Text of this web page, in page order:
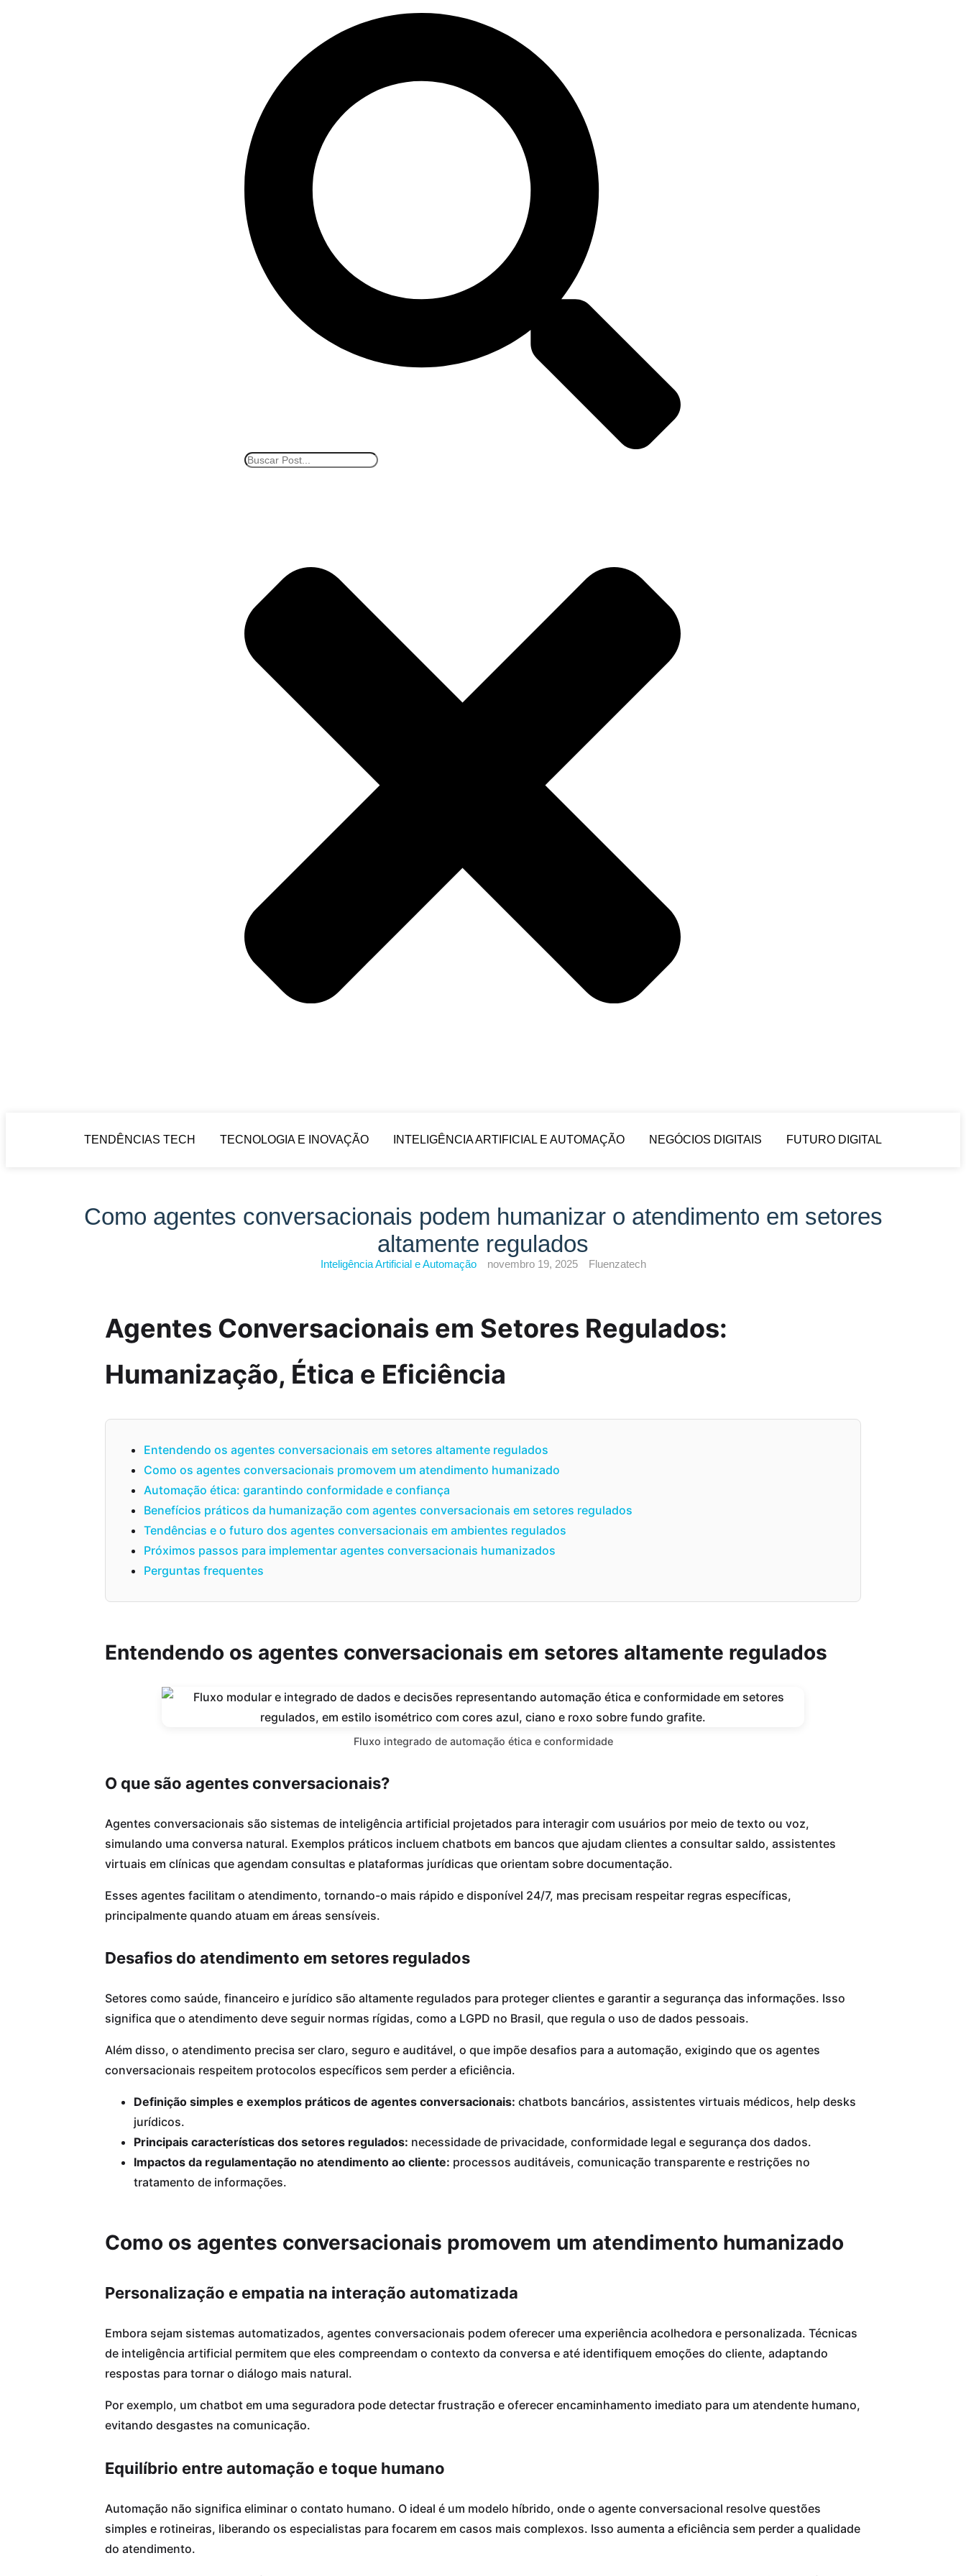
TENDÊNCIAS TECH TECNOLOGIA E INOVAÇÃO INTELIGÊNCIA ARTIFICIAL E AUTOMAÇÃO NEGÓCIOS DIGITAIS FUTURO DIGITAL
Como agentes conversacionais podem humanizar o atendimento em setores
altamente regulados
Inteligência Artificial e Automação novembro 19, 2025 Fluenzatech
Agentes Conversacionais em Setores Regulados:
Humanização, Ética e Eficiência
Entendendo os agentes conversacionais em setores altamente regulados
Como os agentes conversacionais promovem um atendimento humanizado
Automação ética: garantindo conformidade e confiança
Benefícios práticos da humanização com agentes conversacionais em setores regulados
Tendências e o futuro dos agentes conversacionais em ambientes regulados
Próximos passos para implementar agentes conversacionais humanizados
Perguntas frequentes
Entendendo os agentes conversacionais em setores altamente regulados
Fluxo integrado de automação ética e conformidade
O que são agentes conversacionais?
Agentes conversacionais são sistemas de inteligência artificial projetados para interagir com usuários por meio de texto ou voz,
simulando uma conversa natural. Exemplos práticos incluem chatbots em bancos que ajudam clientes a consultar saldo, assistentes
virtuais em clínicas que agendam consultas e plataformas jurídicas que orientam sobre documentação.
Esses agentes facilitam o atendimento, tornando-o mais rápido e disponível 24/7, mas precisam respeitar regras específicas,
principalmente quando atuam em áreas sensíveis.
Desafios do atendimento em setores regulados
Setores como saúde, financeiro e jurídico são altamente regulados para proteger clientes e garantir a segurança das informações. Isso
significa que o atendimento deve seguir normas rígidas, como a LGPD no Brasil, que regula o uso de dados pessoais.
Além disso, o atendimento precisa ser claro, seguro e auditável, o que impõe desafios para a automação, exigindo que os agentes
conversacionais respeitem protocolos específicos sem perder a eficiência.
Definição simples e exemplos práticos de agentes conversacionais: chatbots bancários, assistentes virtuais médicos, help desks
jurídicos.
Principais características dos setores regulados: necessidade de privacidade, conformidade legal e segurança dos dados.
Impactos da regulamentação no atendimento ao cliente: processos auditáveis, comunicação transparente e restrições no
tratamento de informações.
Como os agentes conversacionais promovem um atendimento humanizado
Personalização e empatia na interação automatizada
Embora sejam sistemas automatizados, agentes conversacionais podem oferecer uma experiência acolhedora e personalizada. Técnicas
de inteligência artificial permitem que eles compreendam o contexto da conversa e até identifiquem emoções do cliente, adaptando
respostas para tornar o diálogo mais natural.
Por exemplo, um chatbot em uma seguradora pode detectar frustração e oferecer encaminhamento imediato para um atendente humano,
evitando desgastes na comunicação.
Equilíbrio entre automação e toque humano
Automação não significa eliminar o contato humano. O ideal é um modelo híbrido, onde o agente conversacional resolve questões
simples e rotineiras, liberando os especialistas para focarem em casos mais complexos. Isso aumenta a eficiência sem perder a qualidade
do atendimento.